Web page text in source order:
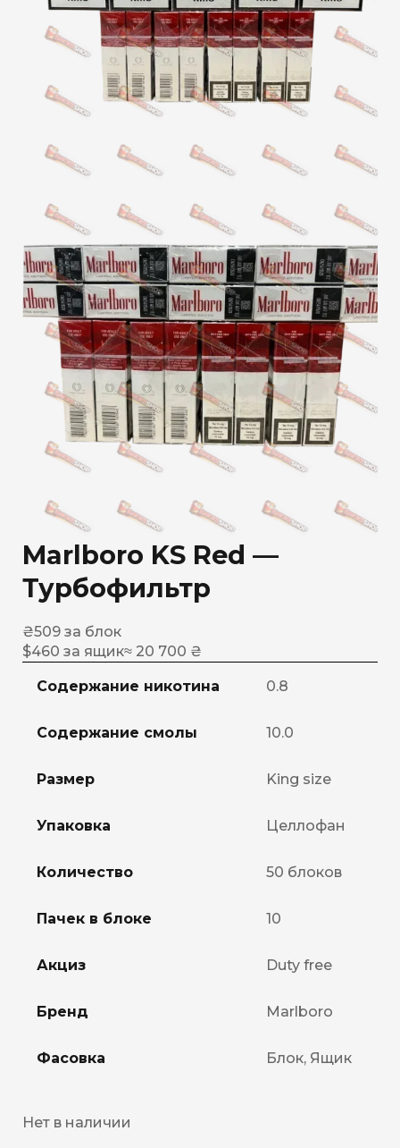
Marlboro KS Red —
Турбофильтр
₴509 за блок
$460 за ящик≈ 20 700 ₴
Содержание никотина 0.8
Содержание смолы 10.0
Размер King size
Упаковка Целлофан
Количество 50 блоков
Пачек в блоке 10
Акциз Duty free
Бренд Marlboro
Фасовка Блок, Ящик
Нет в наличии